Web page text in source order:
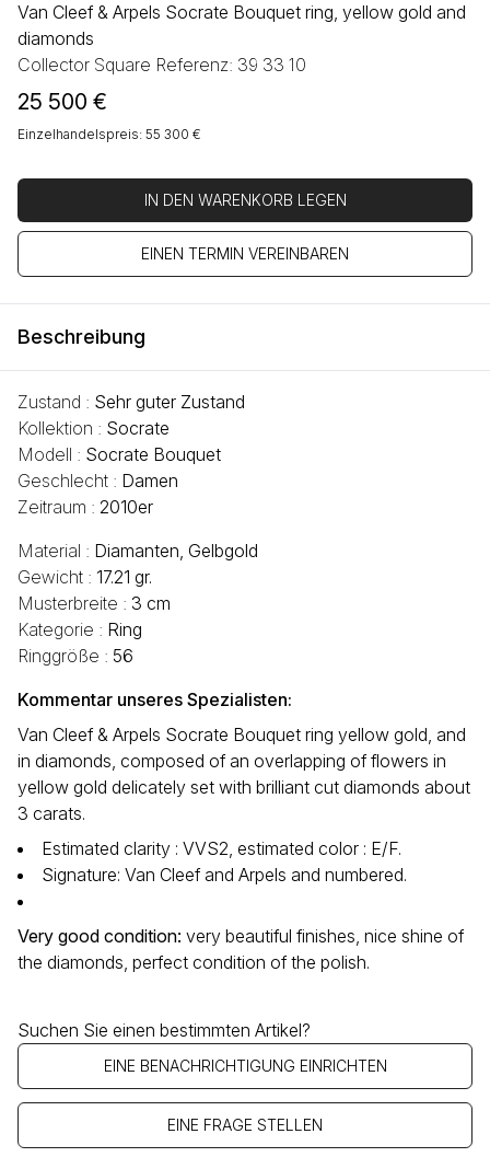
Van Cleef & Arpels Socrate Bouquet ring, yellow gold and
diamonds
Collector Square Referenz: 39 33 10
25 500 €
Einzelhandelspreis: 55 300 €
IN DEN WARENKORB LEGEN
EINEN TERMIN VEREINBAREN
Beschreibung
Zustand : Sehr guter Zustand
Kollektion : Socrate
Modell : Socrate Bouquet
Geschlecht : Damen
Zeitraum : 2010er
Material : Diamanten, Gelbgold
Gewicht : 17.21 gr.
Musterbreite : 3 cm
Kategorie : Ring
Ringgröße : 56
Kommentar unseres Spezialisten:
Van Cleef & Arpels Socrate Bouquet ring yellow gold, and
in diamonds, composed of an overlapping of flowers in
yellow gold delicately set with brilliant cut diamonds about
3 carats.
Estimated clarity : VVS2, estimated color : E/F.
Signature: Van Cleef and Arpels and numbered.
Very good condition: very beautiful finishes, nice shine of
the diamonds, perfect condition of the polish.
Suchen Sie einen bestimmten Artikel?
EINE BENACHRICHTIGUNG EINRICHTEN
EINE FRAGE STELLEN